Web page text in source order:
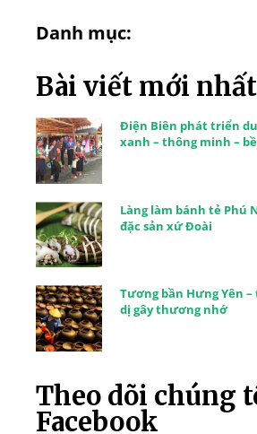
Danh mục:
Bài viết mới nhất
Điện Biên phát triển
xanh – thông minh –
Làng làm bánh tẻ Phú
đặc sản xứ Đoài
Tương bần Hưng Yên
dị gây thương nhớ
Theo dõi chúng
Facebook